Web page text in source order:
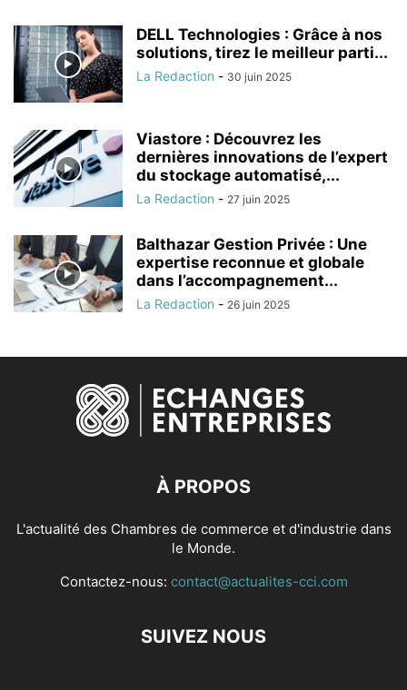
DELL Technologies : Grâce à nos
solutions, tirez le meilleur parti...
La Redaction - 30 juin 2025
Viastore : Découvrez les
dernières innovations de l’expert
du stockage automatisé,...
La Redaction - 27 juin 2025
Balthazar Gestion Privée : Une
expertise reconnue et globale
dans l’accompagnement...
La Redaction - 26 juin 2025
À PROPOS
L'actualité des Chambres de commerce et d'industrie dans
le Monde.
Contactez-nous: contact@actualites-cci.com
SUIVEZ NOUS